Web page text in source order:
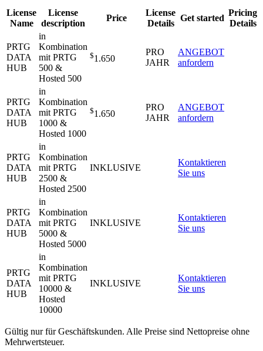
License
Name
License
description
Price
License
Details
Get started
Pricing
Details
PRTG
DATA
HUB
in
Kombination
mit PRTG
500 &
Hosted 500
$1.650
PRO
JAHR
ANGEBOT
anfordern
PRTG
DATA
HUB
in
Kombination
mit PRTG
1000 &
Hosted 1000
$1.650
PRO
JAHR
ANGEBOT
anfordern
PRTG
DATA
HUB
in
Kombination
mit PRTG
2500 &
Hosted 2500
INKLUSIVE
Kontaktieren
Sie uns
PRTG
DATA
HUB
in
Kombination
mit PRTG
5000 &
Hosted 5000
INKLUSIVE
Kontaktieren
Sie uns
PRTG
DATA
HUB
in
Kombination
mit PRTG
10000 &
Hosted
10000
INKLUSIVE
Kontaktieren
Sie uns
Gültig nur für Geschäftskunden. Alle Preise sind Nettopreise ohne
Mehrwertsteuer.